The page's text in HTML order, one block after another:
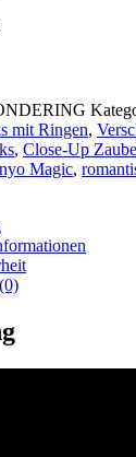
mit Ringen,
, Close-Up
Magic,